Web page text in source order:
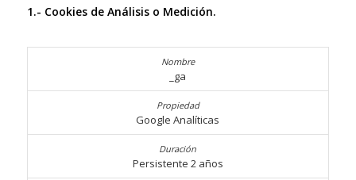
1.- Cookies de Análisis o Medición.
_ga
Google Analíticas
Persistente 2 años